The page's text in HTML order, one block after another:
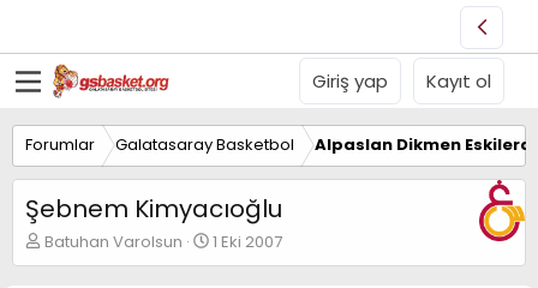
Giriş yap Kayıt ol
Forumlar Galatasaray Basketbol Alpaslan Dikmen
Şebnem Kimyacıoğlu
K
o
Batuhan Varolsun
B
a
1 Eki 2007